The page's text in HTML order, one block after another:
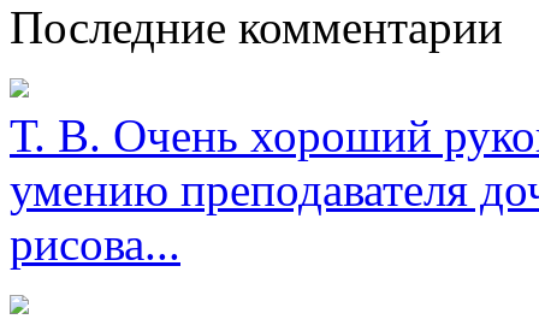
Последние комментарии
Т. В. Очень хороший
умению преподавателя
рисова...